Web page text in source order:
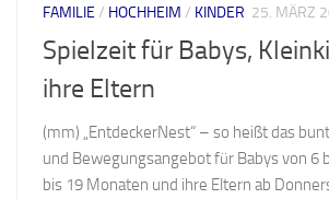
FAMILIE / HOCHHEIM / KINDER 25. MÄRZ
Spielzeit für Babys,
ihre Eltern
(mm) „EntdeckerNest“ – so heißt das
und Bewegungsangebot für Babys von 6
bis 19 Monaten und ihre Eltern ab